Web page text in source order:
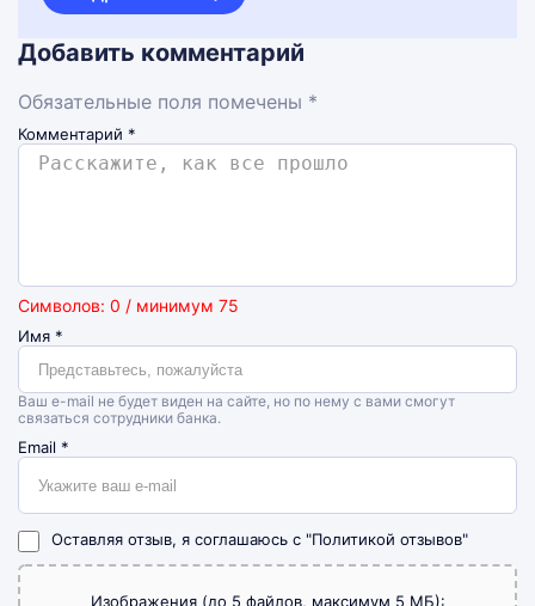
Добавить комментарий
Обязательные поля помечены *
Комментарий *
Символов: 0 / минимум 75
Имя *
Ваш e-mail не будет виден на сайте, но по нему с вами смогут
связаться сотрудники банка.
Email *
Оставляя отзыв, я соглашаюсь с "Политикой отзывов"
Изображения (до 5 файлов, максимум 5 МБ):